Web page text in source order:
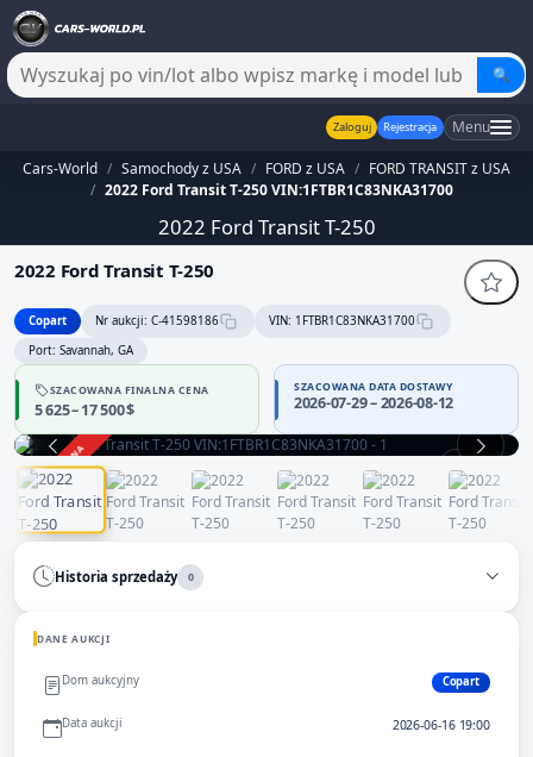
🔍
Zaloguj Rejestracja Menu
Cars-World / Samochody z USA / FORD z USA / FORD TRANSIT z USA
/ 2022 Ford Transit T-250 VIN:1FTBR1C83NKA31700
2022 Ford Transit T-250
2022 Ford Transit T-250
Copart Nr aukcji: C-41598186
VIN: 1FTBR1C83NKA31700
Port: Savannah, GA
SZACOWANA FINALNA CENA
5 625 – 17 500 $
SZACOWANA DATA DOSTAWY
2026-07-29 – 2026-08-12
ZAKOŃCZONA
Historia sprzedaży 0
DANE AUKCJI
Dom aukcyjny Copart
Data aukcji 2026-06-16 19:00